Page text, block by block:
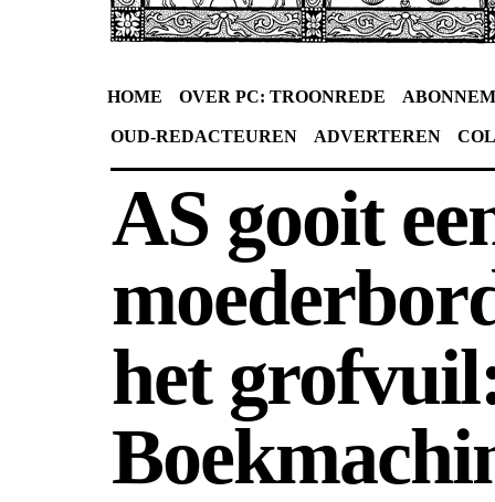
HOME OVER PC: TROONREDE
OUD-REDACTEUREN ADVERTEREN
AS gooit
het